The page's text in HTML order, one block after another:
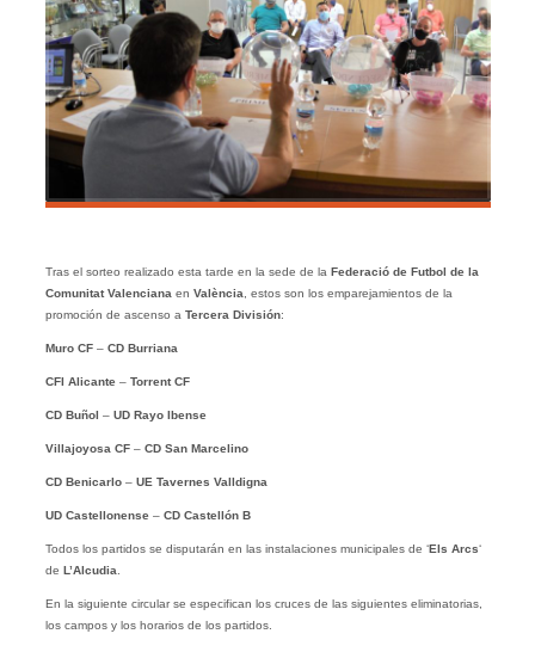
Tras el sorteo realizado esta tarde en la sede de la Federació de Futbol de la
Comunitat Valenciana en València , estos son los emparejamientos de la
promoción de ascenso a Tercera División:
Muro CF– CD Burriana
CFI Alicante– Torrent CF
CD Buñol – UD Rayo Ibense
Villajoyosa CF– CD San Marcelino
CD Benicarlo– UE Tavernes Valldigna
UD Castellonense– CD Castellón B
Todos los partidos se disputarán en las instalaciones municipales de ‘Els Arcs‘
de L’Alcudia
En la siguiente circular se especifican los cruces de las siguientes eliminatorias,
los campos y los horarios de los partidos.